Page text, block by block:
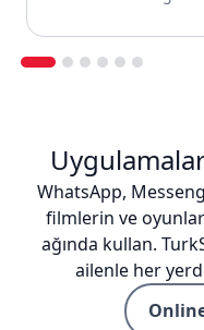
WhatsApp,
filmlerin ve
ağında kullan.
ailenle her